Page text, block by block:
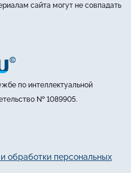
сайта могут не совпадать
по интеллектуальной
№ 1089905.
обработки персональных